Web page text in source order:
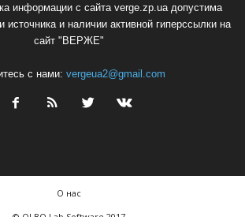
информации с сайта verge.zp.ua допустима
источника и наличии активной гиперссылки на
сайт "ВЕРЖЕ"
с нами: vergeua2@gmail.com
О нас